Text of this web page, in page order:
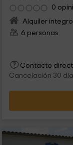
0
Alquiler íntegro
6 personas
Contacto
Cancelación 30